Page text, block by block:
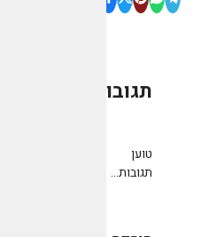
תגובות
טוען
תגובות...